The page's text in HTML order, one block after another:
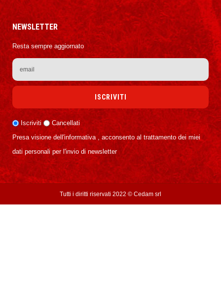
NEWSLETTER
Resta sempre aggiornato
Iscriviti
Cancellati
Presa visione dell'informativa , acconsento al trattamento dei miei
dati personali per l'invio di newsletter
Tutti i diritti riservati 2022 © Cedam srl